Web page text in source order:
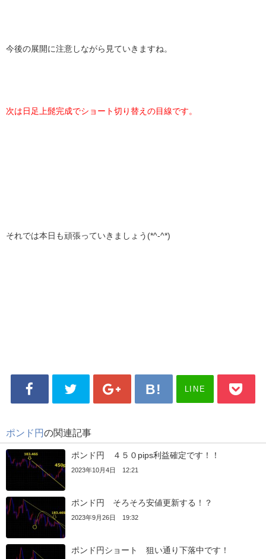
今後の展開に注意しながら見ていきますね。
次は日足上髭完成でショート切り替えの目線です。
それでは本日も頑張っていきましょう(*^-^*)
LINE
ポンド円の関連記事
ポンド円 ４５０pips利益確定です！！
2023年10月4日 12:21
ポンド円 そろそろ安値更新する！？
2023年9月26日 19:32
ポンド円ショート 狙い通り下落中です！